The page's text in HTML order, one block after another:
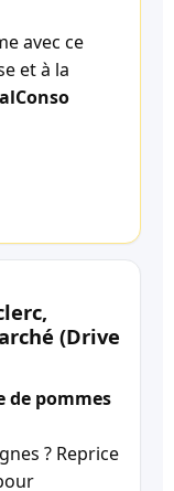
avec ce
et à la
(Drive
de pommes
? Reprice